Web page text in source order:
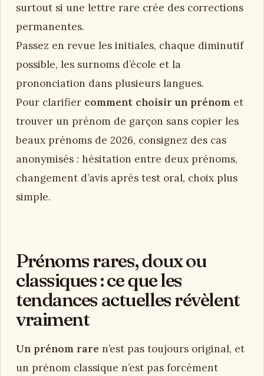
surtout si une lettre rare crée des corrections
permanentes.
Passez en revue les initiales, chaque diminutif
possible, les surnoms d’école et la
prononciation dans plusieurs langues.
Pour clarifier comment choisir un prénom et
trouver un prénom de garçon sans copier les
beaux prénoms de 2026, consignez des cas
anonymisés : hésitation entre deux prénoms,
changement d’avis après test oral, choix plus
simple.
Prénoms rares, doux ou
classiques : ce que les
tendances actuelles révèlent
vraiment
Un prénom rare n’est pas toujours original, et
un prénom classique n’est pas forcément